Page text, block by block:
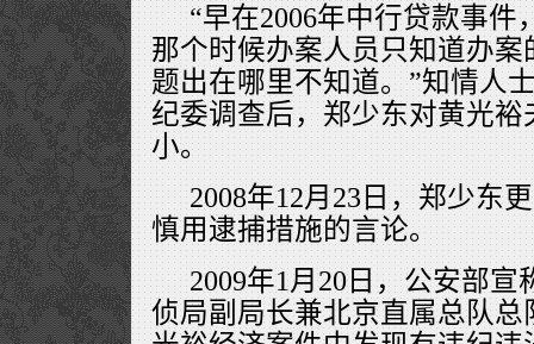
“早在2006年中行贷款事
那个时候办案人员只知道办
题出在哪里不知道。”知情人
纪委调查后，郑少东对黄光
小。
2008年12月23日，郑少东
慎用逮捕措施的言论。
2009年1月20日，公安部
侦局副局长兼北京直属总队